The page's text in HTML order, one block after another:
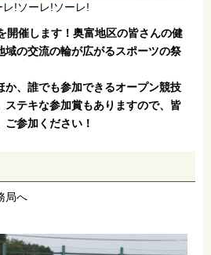
レ!ソーレ!ソーレ!
開催します！奥富地区の皆さんの健
域の交流の輪が広がるスポーツの祭
か、誰でも参加できるオープン競技
ステキな参加賞もありますので、皆
参加ください！
局へ